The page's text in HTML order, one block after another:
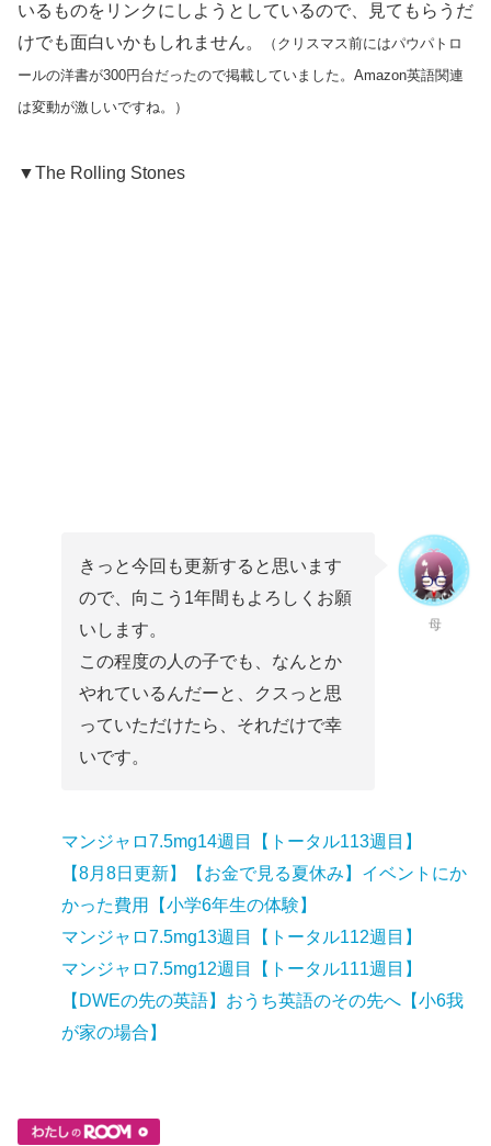
いるものをリンクにしようとしているので、見てもらうだ
けでも面白いかもしれません。
（クリスマス前にはパウパトロ
ールの洋書が300円台だったので掲載していました。Amazon英語関連
は変動が激しいですね。）
▼The Rolling Stones
きっと今回も更新すると思います
ので、向こう1年間もよろしくお願
いします。
この程度の人の子でも、なんとか
やれているんだーと、クスっと思
っていただけたら、それだけで幸
いです。
母
マンジャロ7.5mg14週目【トータル113週目】
【8月8日更新】【お金で見る夏休み】イベントにか
かった費用【小学6年生の体験】
マンジャロ7.5mg13週目【トータル112週目】
マンジャロ7.5mg12週目【トータル111週目】
【DWEの先の英語】おうち英語のその先へ【小6我
が家の場合】